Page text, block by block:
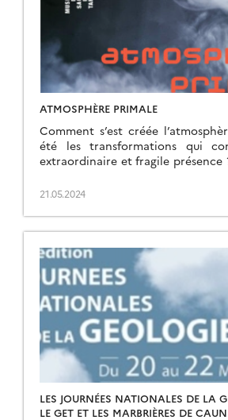
ATMOSPHÈRE PRIMALE
Comment s’est créée
été les transformations qui
extraordinaire et fragile présence
plastique qui croise […]
21.05.2024
LES JOURNÉES NATIONALES DE LA
LE GET ET LES MARBRIÈRES DE